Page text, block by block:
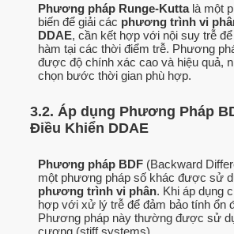
Phương pháp Runge-Kuttalà một
biến để giải các phương trình vi
DDAE, cần kết hợp với nội suy trễ
hàm tại các thời điểm trễ. Phương
được độ chính xác cao và hiệu quả,
chọn bước thời gian phù hợp.
3.2. Áp dụng Phương Pháp
Điều Khiển DDAE
Phương pháp BDF (Backward
một phương pháp số khác được sử
phương trình vi phân. Khi áp dụng
hợp với xử lý trễ để đảm bảo tính ổn
Phương pháp này thường được sử
cương (stiff systems).